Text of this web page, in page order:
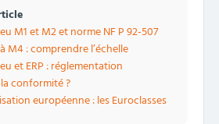
M1 et M2 et norme NF P 92-507
M4 : comprendre l’échelle
et ERP : réglementation
conformité ?
européenne : les Euroclasses